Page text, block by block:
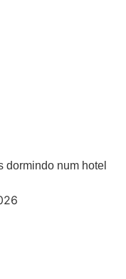
dormindo num hotel